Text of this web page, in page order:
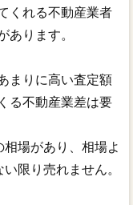
くれる不動産業者
あります。
まりに高い査定額
る不動産業差は要
場があり、相場よ
限り売れません。